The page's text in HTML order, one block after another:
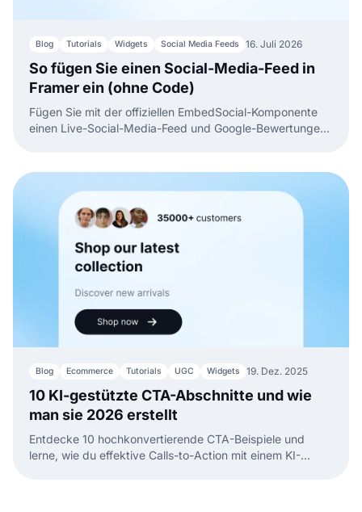
Blog Tutorials Widgets Social Media Feeds 16. Juli 2026
So fügen Sie einen Social-Media-Feed in
Framer ein (ohne Code)
Fügen Sie mit der offiziellen EmbedSocial-Komponente
einen Live-Social-Media-Feed und Google-Bewertungen
Blog Ecommerce Tutorials UGC Widgets 19. Dez. 2025
10 KI-gestützte CTA-Abschnitte und wie
man sie 2026 erstellt
Entdecke 10 hochkonvertierende CTA-Beispiele und
lerne, wie du effektive Calls-to-Action mit einem KI-